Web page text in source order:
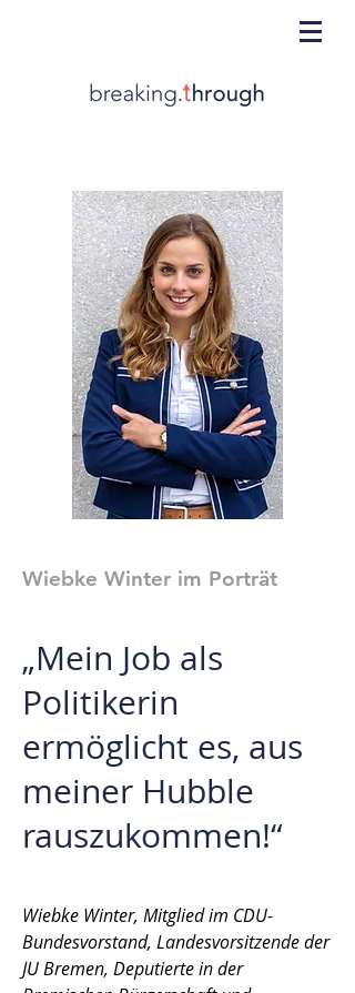
Wiebke Winter im Porträt
„Mein Job als
Politikerin
ermöglicht es, aus
meiner Hubble
rauszukommen!“
Wiebke Winter, Mitglied im CDU-
Bundesvorstand, Landesvorsitzende der
JU Bremen, Deputierte in der